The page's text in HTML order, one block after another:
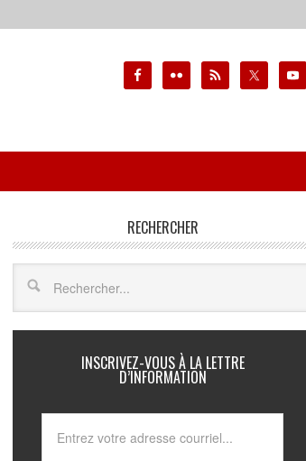
RECHERCHER
INSCRIVEZ-VOUS À LA LETTRE
D’INFORMATION